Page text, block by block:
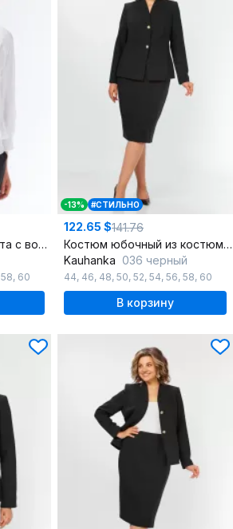
Блуза прямого силуэта с воланами и длинным рукавом
58, 60
-13% #СТИЛЬНО
122.65 $141.76
Костюм юбочный из костюмной ткани полуприлегающий
Kauhanka 036 черный
44, 46, 48, 50, 52, 54, 56, 58, 60
В корзину